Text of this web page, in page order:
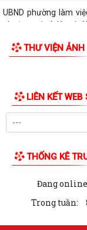
UBND phường làm
phường tại tổ dân phố
PHƯỜNG KIẾN AN
Lễ chào cờ tháng 8/
Thông báo số 1298/
việc công bố kế
Công văn số:
THƯ VIỆN ẢNH
LIÊN KẾT WEB
THỐNG KÊ
Đang
Trong tuần: